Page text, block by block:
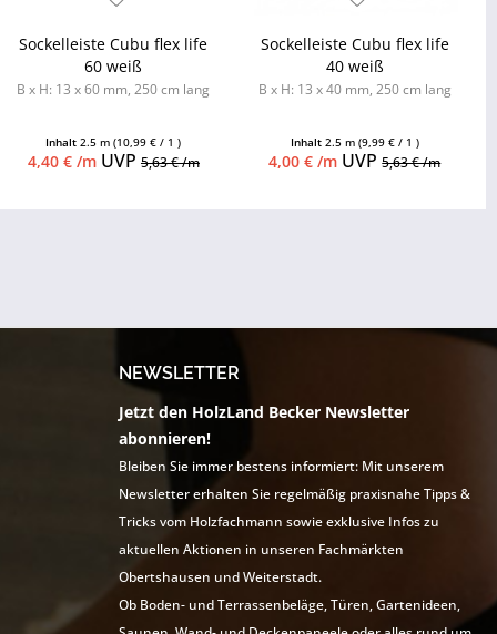
Sockelleiste Cubu flex life
60 weiß
B x H: 13 x 60 mm, 250 cm lang
Inhalt2.5 m(10,99 € / 1 )
4,40 € /mUVP 5,63 € /m
Sockelleiste Cubu flex life
40 weiß
B x H: 13 x 40 mm, 250 cm lang
Inhalt 2.5 m (9,99 € / 1 )
4,00 € /m UVP5,63 € /m
NEWSLETTER
Jetzt den HolzLand Becker Newsletter
abonnieren!
Bleiben Sie immer bestens informiert: Mit unserem
Newsletter erhalten Sie regelmäßig praxisnahe Tipps &
Tricks vom Holzfachmann sowie exklusive Infos zu
aktuellen Aktionen in unseren Fachmärkten
Obertshausen und Weiterstadt.
Ob Boden- und Terrassenbeläge, Türen, Gartenideen,